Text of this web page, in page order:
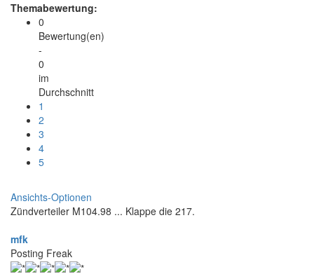
Themabewertung:
0
Bewertung(en)
-
0
im
Durchschnitt
1
2
3
4
5
Ansichts-Optionen
Zündverteiler M104.98 ... Klappe die 217.
mfk
Posting Freak